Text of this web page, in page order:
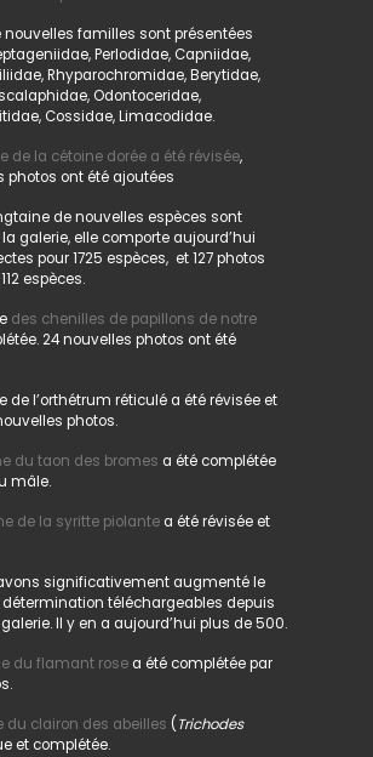
nouvelles familles sont présentées
Perlodidae, Capniidae,
Rhyparochromidae, Berytidae,
Odontoceridae,
Cossidae, Limacodidae.
de la cétoine dorée a été révisée,
photos ont été ajoutées
de nouvelles espèces sont
galerie, elle comporte aujourd’hui
pour 1725 espèces, et 127 photos
espèces.
des chenilles de papillons de notre
24 nouvelles photos ont été
de l’orthétrum réticulé a été révisée et
photos.
du taon des bromes a été complétée
mâle.
de la syritte piolantea été révisée et
significativement augmenté le
téléchargeables depuis
Il y en a aujourd’hui plus de 500.
du flamant rosea été complétée par
du clairon des abeilles ( Trichodes
et complétée.